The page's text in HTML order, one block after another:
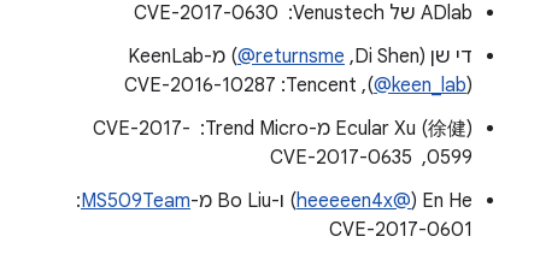
ADlab של Venustech: ‏ CVE-2017-0630
די שן (Di Shen,‏
‎@returnsme
(
‎@keen_lab
), Tencent:‏ CVE-2016-10287
Ecular Xu (徐健) מ-Trend Micro: ‏ CVE-2017-
0599, ‏ CVE-2017-0635
En He‏ (
@heeeeen4x ) ו-Bo Liu מ- MS509Team
: ‏
CVE-2017-0601